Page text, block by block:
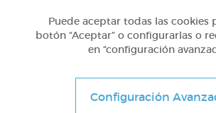
1º Primaria (6-7 años)
Geometría y fotografía
Puede aceptar todas las cookies
botón “Aceptar” o configurarlas o
en “configuración
Configuración